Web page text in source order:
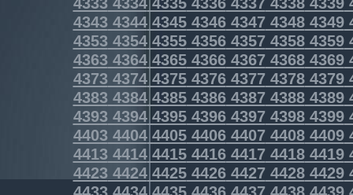
4343434443454346434743484349
4353435443554356435743584359
4363436443654366436743684369
4373437443754376437743784379
4383438443854386438743884389
4393439443954396439743984399
4403440444054406440744084409
4413441444154416441744184419
4423442444254426442744284429